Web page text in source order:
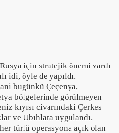
için stratejik önemi vardı
idi, öyle de yapıldı.
bugünkü Çeçenya,
bölgelerinde görülmeyen
kıyısı civarındaki Çerkes
ve Ubıhlara uygulandı.
türlü operasyona açık olan